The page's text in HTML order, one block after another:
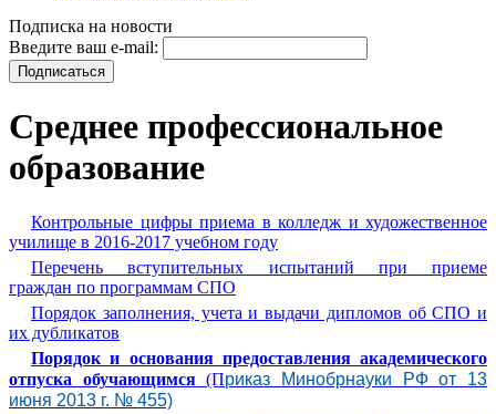
Подписка на новости
Введите ваш e-mail:
Среднее профессиональное
образование
Контрольные цифры приема в колледж и художественное
училище в 2016-2017 учебном году
Перечень вступительных испытаний при приеме
граждан по программам СПО
Порядок заполнения, учета и выдачи дипломов об СПО и
их дубликатов
Порядок и основания предоставления академического
отпуска обучающимся(Приказ Минобрнауки РФот 13
июня 2013 г. № 455)